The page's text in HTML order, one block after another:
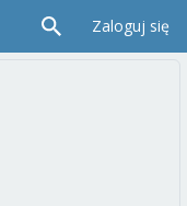
Zaloguj się